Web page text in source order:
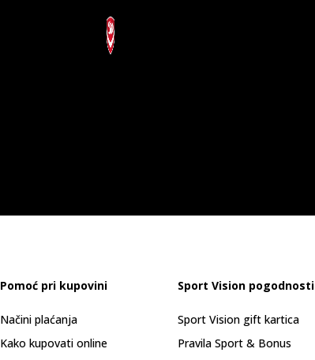
Pomoć pri kupovini
Načini plaćanja
Kako kupovati online
Sport Vision pogodnosti
Sport Vision gift kartica
Pravila Sport & Bonus